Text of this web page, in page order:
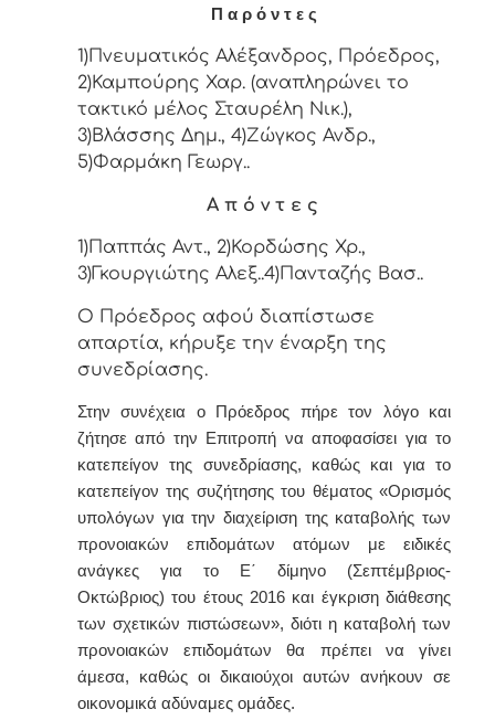
Π α ρ ό ν τ ε ς
1)Πνευματικός Αλέξανδρος, Πρόεδρος,
2)Καμπούρης Χαρ. (αναπληρώνει το
τακτικό μέλος Σταυρέλη Νικ.),
3)Βλάσσης Δημ., 4)Ζώγκος Ανδρ.,
5)Φαρμάκη Γεωργ..
Α π ό ν τ ε ς
1)Παππάς Αντ., 2)Κορδώσης Χρ.,
3)Γκουργιώτης Αλεξ..4)Πανταζής Βασ..
Ο Πρόεδρος αφού διαπίστωσε
απαρτία, κήρυξε την έναρξη της
συνεδρίασης.
Στην συνέχεια ο Πρόεδρος πήρε τον λόγο και
ζήτησε από την Επιτροπή να αποφασίσει για το
κατεπείγον της συνεδρίασης, καθώς και για το
κατεπείγον της συζήτησης του θέματος«Ορισμός
υπολόγων για την διαχείριση της καταβολής των
προνοιακών επιδομάτων ατόμων με ειδικές
ανάγκες για το Ε΄ δίμηνο (Σεπτέμβριος-
Οκτώβριος) του έτους 2016 και έγκριση διάθεσης
των σχετικών πιστώσεων», διότι η καταβολή των
προνοιακών επιδομάτων θα πρέπει να γίνει
άμεσα, καθώς οι δικαιούχοι αυτών ανήκουν σε
οικονομικά αδύναμες ομάδες.